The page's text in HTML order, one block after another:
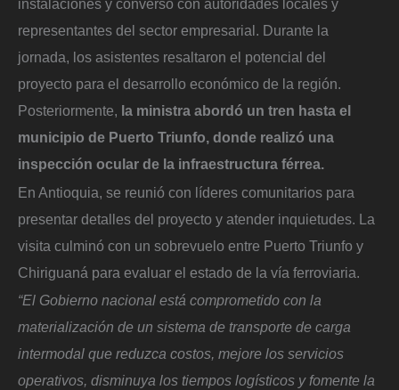
instalaciones y conversó con autoridades locales y
representantes del sector empresarial. Durante la
jornada, los asistentes resaltaron el potencial del
proyecto para el desarrollo económico de la región.
Posteriormente, la ministra abordó un tren hasta el
municipio de Puerto Triunfo, donde realizó una
inspección ocular de la infraestructura férrea.
En Antioquia, se reunió con líderes comunitarios para
presentar detalles del proyecto y atender inquietudes. La
visita culminó con un sobrevuelo entre Puerto Triunfo y
Chiriguaná para evaluar el estado de la vía ferroviaria.
“El Gobierno nacional está comprometido con la
materialización de un sistema de transporte de carga
intermodal que reduzca costos, mejore los servicios
operativos, disminuya los tiempos logísticos y fomente la